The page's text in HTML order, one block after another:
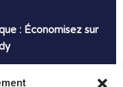
: Économisez sur